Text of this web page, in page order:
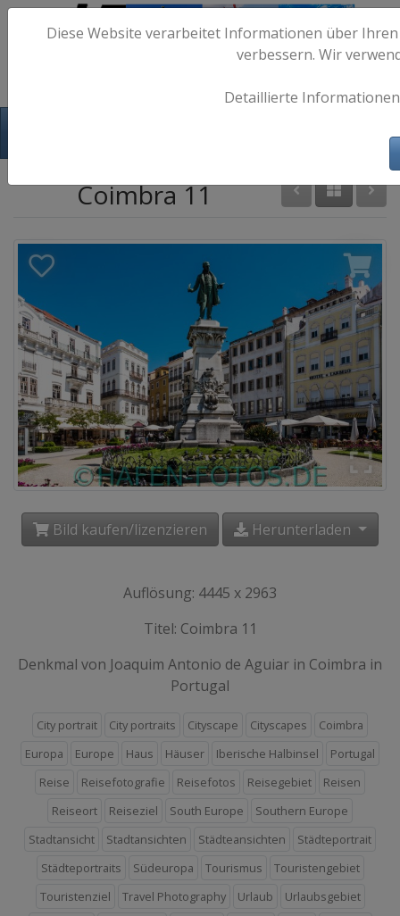
Coimbra 11
Bild kaufen/lizenzieren Herunterladen
Auflösung: 4445 x 2963
Titel: Coimbra 11
Denkmal von Joaquim Antonio de Aguiar in Coimbra in
Portugal
City portrait City portraits Cityscape Cityscapes
Coimbra
Europa
Europe Haus Häuser Iberische Halbinsel
Portugal
Reise
Reisefotografie Reisefotos Reisegebiet
Reisen
Reiseort
Reiseziel South Europe
Southern Europe
Stadtansicht
Stadtansichten Städteansichten
Städteportrait
Städteportraits
Südeuropa Tourismus
Touristengebiet
Touristenziel
Travel Photography Urlaub
Urlaubsgebiet
Diese Website verarbeitet Informationen über
verbessern. Wir
Detaillierte